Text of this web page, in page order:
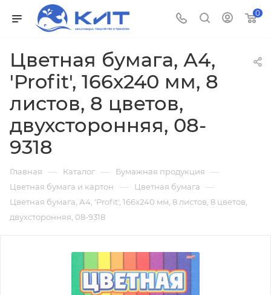
0
Цветная бумага, А4,
'Profit', 166х240 мм, 8
листов, 8 цветов,
двухсторонняя, 08-
9318
Главная — Каталог — Бумажная продукция —
Цветная бумага и картон — Цветная бумага —
Цветная бумага, А4, 'Profit', 166х240 мм, 8 листов, 8 цветов,
двухсторонняя, 08-9318